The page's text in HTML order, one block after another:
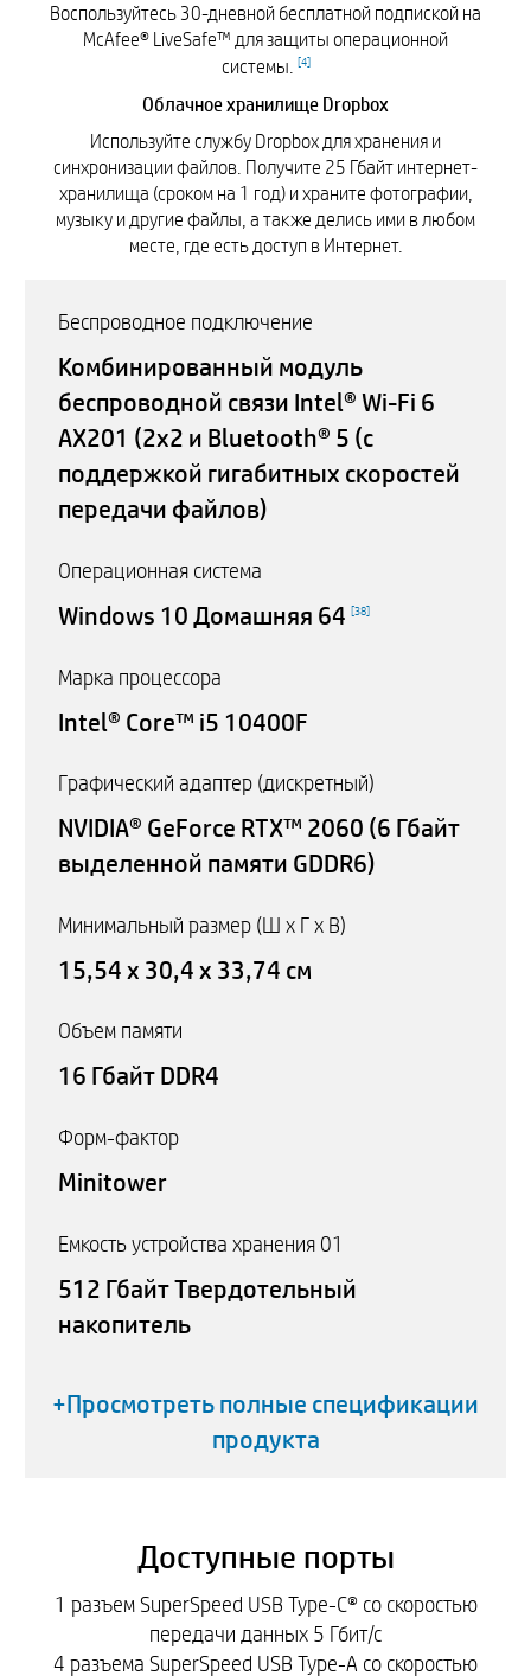
Воспользуйтесь 30-дневной бесплатной подпиской на
McAfee® LiveSafe™ для защиты операционной
системы. [4]
Облачное хранилище Dropbox
Используйте службу Dropbox для хранения и
синхронизации файлов. Получите 25 Гбайт интернет-
хранилища (сроком на 1 год) и храните фотографии,
музыку и другие файлы, а также делись ими в любом
месте, где есть доступ в Интернет.
Беспроводное подключение
Комбинированный модуль
беспроводной связи Intel® Wi-Fi 6
AX201 (2x2 и Bluetooth® 5 (с
поддержкой гигабитных скоростей
передачи файлов)
Операционная система
Windows 10 Домашняя 64 [38]
Марка процессора
Intel® Core™ i5 10400F
Графический адаптер (дискретный)
NVIDIA® GeForce RTX™ 2060 (6 Гбайт
выделенной памяти GDDR6)
Минимальный размер (Ш x Г x В)
15,54 x 30,4 x 33,74 см
Объем памяти
16 Гбайт DDR4
Форм-фактор
Minitower
Емкость устройства хранения 01
512 Гбайт Твердотельный
накопитель
+Просмотреть полные спецификации
продукта
Доступные порты
1 разъем SuperSpeed USB Type-C® со скоростью
передачи данных 5 Гбит/с
4 разъема SuperSpeed USB Type-A со скоростью